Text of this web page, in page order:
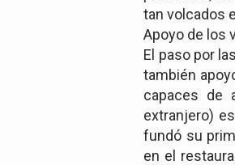
tan volcados
Apoyo de los
El paso por
también
capaces de
extranjero)
fundó su
en el